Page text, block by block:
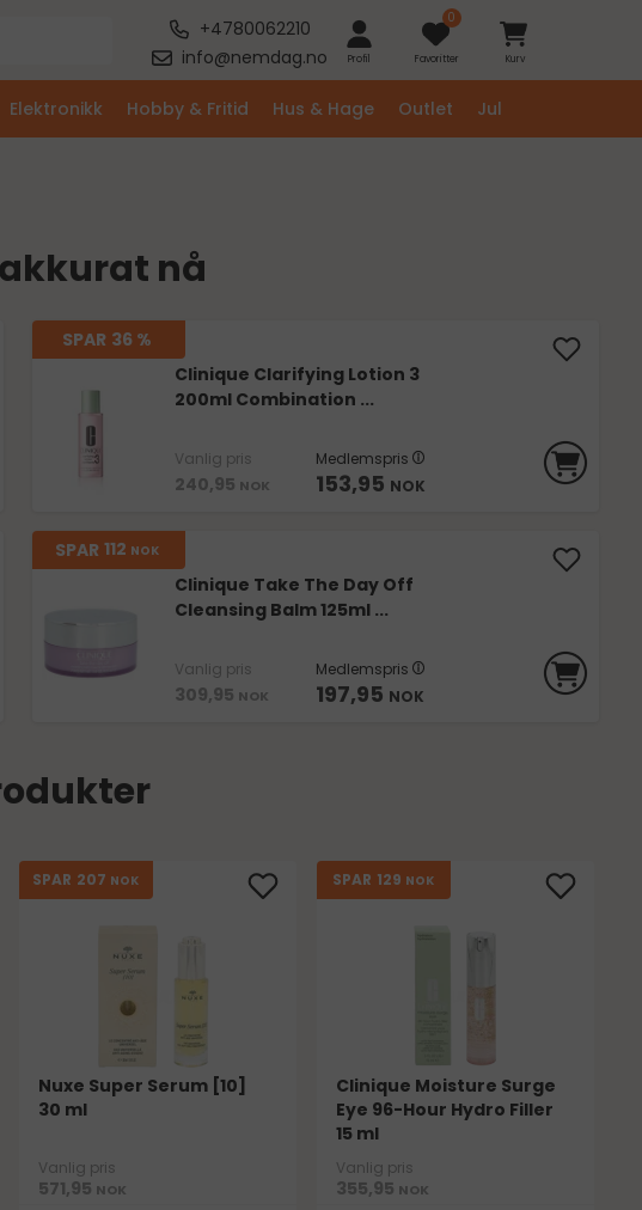
+4780062210
info@nemdag.no
Profil
0
Favoritter Kurv
Elektronikk Hobby & Fritid Hus & Hage Outlet Jul
nå
SPAR 36 %
Clinique Clarifying Lotion 3
200ml Combination ...
Vanlig pris
240,95 NOK
Medlemspris
153,95 NOK
SPAR 112 NOK
Clinique Take The Day Off
Cleansing Balm 125ml ...
Vanlig pris
309,95 NOK
Medlemspris
197,95 NOK
SPAR 207 NOK
Nuxe Super Serum [10]
30 ml
Vanlig pris
571,95 NOK
SPAR 129 NOK
Clinique Moisture Surge
Eye 96-Hour Hydro Filler
15 ml
Vanlig pris
355,95 NOK